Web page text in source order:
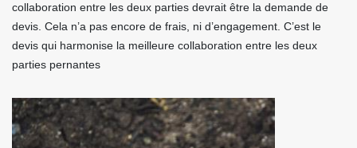
collaboration entre les deux parties devrait être la demande de
devis. Cela n’a pas encore de frais, ni d’engagement. C’est le
devis qui harmonise la meilleure collaboration entre les deux
parties pernantes